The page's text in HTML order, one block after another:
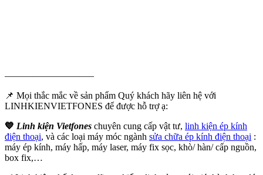
—————————–
📌 Mọi thắc mắc về sản phẩm Quý khách hãy liên hệ với
LINHKIENVIETFONES để được hỗ trợ ạ:
💙 Linh kiện Vietfones chuyên cung cấp vật tư, linh kiện ép kính
điện thoại, và các loại máy móc ngành sửa chữa ép kính điện thoại :
máy ép kính, máy hấp, máy laser, máy fix sọc, khò/ hàn/ cấp nguồn,
box fix,…